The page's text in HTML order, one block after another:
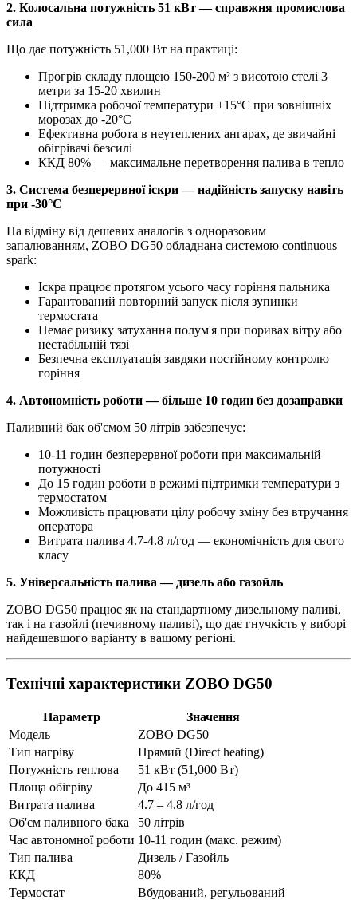
2. Колосальна потужність 51 кВт — справжня промислова
сила
Що дає потужність 51,000 Вт на практиці:
Прогрів складу площею 150-200 м² з висотою стелі 3
метри за 15-20 хвилин
Підтримка робочої температури +15°C при зовнішніх
морозах до -20°C
Ефективна робота в неутеплених ангарах, де звичайні
обігрівачі безсилі
ККД 80% — максимальне перетворення палива в тепло
3. Система безперервної іскри — надійність запуску навіть
при -30°C
На відміну від дешевих аналогів з одноразовим
запалюванням, ZOBO DG50 обладнана системою continuous
spark:
Іскра працює протягом усього часу горіння пальника
Гарантований повторний запуск після зупинки
термостата
Немає ризику затухання полум'я при поривах вітру або
нестабільній тязі
Безпечна експлуатація завдяки постійному контролю
горіння
4. Автономність роботи — більше 10 годин без дозаправки
Паливний бак об'ємом 50 літрів забезпечує:
10-11 годин безперервної роботи при максимальній
потужності
До 15 годин роботи в режимі підтримки температури з
термостатом
Можливість працювати цілу робочу зміну без втручання
оператора
Витрата палива 4.7-4.8 л/год — економічність для свого
класу
5. Універсальність палива — дизель або газойль
ZOBO DG50 працює як на стандартному дизельному паливі,
так і на газойлі (печивному паливі), що дає гнучкість у виборі
найдешевшого варіанту в вашому регіоні.
Технічні характеристики ZOBO DG50
Параметр
Значення
Модель
ZOBO DG50
Тип нагріву
Прямий (Direct heating)
Потужність теплова
51 кВт (51,000 Вт)
Площа обігріву
До 415 м³
Витрата палива
4.7 – 4.8 л/год
Об'єм паливного бака
50 літрів
Час автономної роботи 10-11 годин (макс. режим)
Тип палива
Дизель / Газойль
ККД
80%
Термостат
Вбудований, регульований